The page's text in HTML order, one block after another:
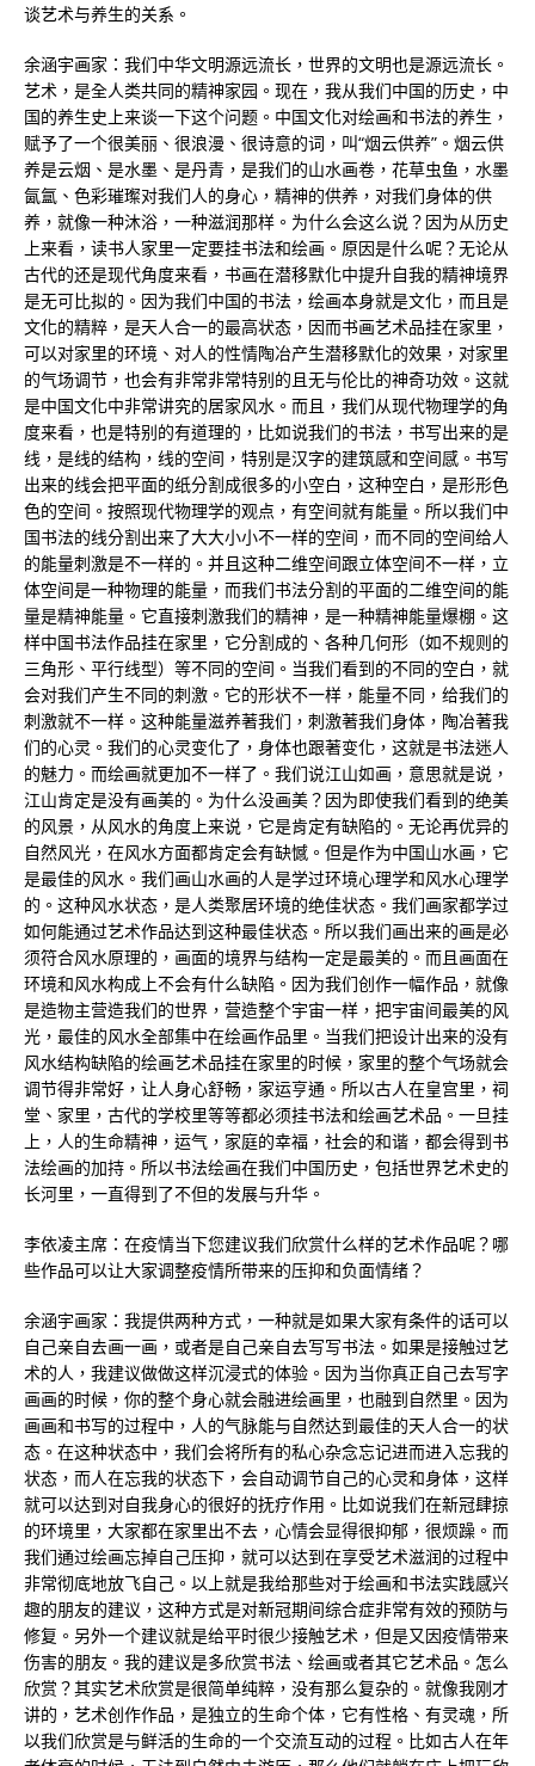
谈艺术与养生的关系。
余涵宇画家：我们中华文明源远流长，世界的文明也是源远流长。
艺术，是全人类共同的精神家园。现在，我从我们中国的历史，中
国的养生史上来谈一下这个问题。中国文化对绘画和书法的养生，
赋予了一个很美丽、很浪漫、很诗意的词，叫“烟云供养”。烟云供
养是云烟、是水墨、是丹青，是我们的山水画卷，花草虫鱼，水墨
氤氲、色彩璀璨对我们人的身心，精神的供养，对我们身体的供
养，就像一种沐浴，一种滋润那样。为什么会这么说？因为从历史
上来看，读书人家里一定要挂书法和绘画。原因是什么呢？无论从
古代的还是现代角度来看，书画在潜移默化中提升自我的精神境界
是无可比拟的。因为我们中国的书法，绘画本身就是文化，而且是
文化的精粹，是天人合一的最高状态，因而书画艺术品挂在家里，
可以对家里的环境、对人的性情陶冶产生潜移默化的效果，对家里
的气场调节，也会有非常非常特别的且无与伦比的神奇功效。这就
是中国文化中非常讲究的居家风水。而且，我们从现代物理学的角
度来看，也是特别的有道理的，比如说我们的书法，书写出来的是
线，是线的结构，线的空间，特别是汉字的建筑感和空间感。书写
出来的线会把平面的纸分割成很多的小空白，这种空白，是形形色
色的空间。按照现代物理学的观点，有空间就有能量。所以我们中
国书法的线分割出来了大大小小不一样的空间，而不同的空间给人
的能量刺激是不一样的。并且这种二维空间跟立体空间不一样，立
体空间是一种物理的能量，而我们书法分割的平面的二维空间的能
量是精神能量。它直接刺激我们的精神，是一种精神能量爆棚。这
样中国书法作品挂在家里，它分割成的、各种几何形（如不规则的
三角形、平行线型）等不同的空间。当我们看到的不同的空白，就
会对我们产生不同的刺激。它的形状不一样，能量不同，给我们的
刺激就不一样。这种能量滋养著我们，刺激著我们身体，陶冶著我
们的心灵。我们的心灵变化了，身体也跟著变化，这就是书法迷人
的魅力。而绘画就更加不一样了。我们说江山如画，意思就是说，
江山肯定是没有画美的。为什么没画美？因为即使我们看到的绝美
的风景，从风水的角度上来说，它是肯定有缺陷的。无论再优异的
自然风光，在风水方面都肯定会有缺憾。但是作为中国山水画，它
是最佳的风水。我们画山水画的人是学过环境心理学和风水心理学
的。这种风水状态，是人类聚居环境的绝佳状态。我们画家都学过
如何能通过艺术作品达到这种最佳状态。所以我们画出来的画是必
须符合风水原理的，画面的境界与结构一定是最美的。而且画面在
环境和风水构成上不会有什么缺陷。因为我们创作一幅作品，就像
是造物主营造我们的世界，营造整个宇宙一样，把宇宙间最美的风
光，最佳的风水全部集中在绘画作品里。当我们把设计出来的没有
风水结构缺陷的绘画艺术品挂在家里的时候，家里的整个气场就会
调节得非常好，让人身心舒畅，家运亨通。所以古人在皇宫里，祠
堂、家里，古代的学校里等等都必须挂书法和绘画艺术品。一旦挂
上，人的生命精神，运气，家庭的幸福，社会的和谐，都会得到书
法绘画的加持。所以书法绘画在我们中国历史，包括世界艺术史的
长河里，一直得到了不但的发展与升华。
李依凌主席：在疫情当下您建议我们欣赏什么样的艺术作品呢？哪
些作品可以让大家调整疫情所带来的压抑和负面情绪？
余涵宇画家：我提供两种方式，一种就是如果大家有条件的话可以
自己亲自去画一画，或者是自己亲自去写写书法。如果是接触过艺
术的人，我建议做做这样沉浸式的体验。因为当你真正自己去写字
画画的时候，你的整个身心就会融进绘画里，也融到自然里。因为
画画和书写的过程中，人的气脉能与自然达到最佳的天人合一的状
态。在这种状态中，我们会将所有的私心杂念忘记进而进入忘我的
状态，而人在忘我的状态下，会自动调节自己的心灵和身体，这样
就可以达到对自我身心的很好的抚疗作用。比如说我们在新冠肆掠
的环境里，大家都在家里出不去，心情会显得很抑郁，很烦躁。而
我们通过绘画忘掉自己压抑，就可以达到在享受艺术滋润的过程中
非常彻底地放飞自己。以上就是我给那些对于绘画和书法实践感兴
趣的朋友的建议，这种方式是对新冠期间综合症非常有效的预防与
修复。另外一个建议就是给平时很少接触艺术，但是又因疫情带来
伤害的朋友。我的建议是多欣赏书法、绘画或者其它艺术品。怎么
欣赏？其实艺术欣赏是很简单纯粹，没有那么复杂的。就像我刚才
讲的，艺术创作作品，是独立的生命个体，它有性格、有灵魂，所
以我们欣赏是与鲜活的生命的一个交流互动的过程。比如古人在年